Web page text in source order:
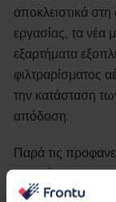
αποκλειστικά
εργασίας, τα νέα
εξαρτήματα
φιλτραρίσματος
την κατάσταση
απόδοση.
Παρά τις
εργασίας, ο
εισάγει το σωστό